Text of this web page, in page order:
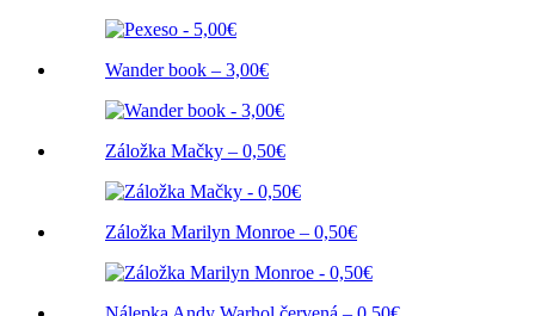
Wander book – 3,00€
Záložka Mačky – 0,50€
Záložka Marilyn Monroe – 0,50€